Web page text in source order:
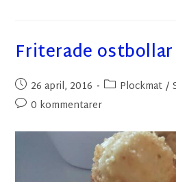
Friterade ostbollar
26 april, 2016 Plockmat /
0 kommentarer